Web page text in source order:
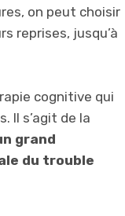
on peut choisir
reprises, jusqu’à
cognitive qui
Il s’agit de la
grand
du trouble